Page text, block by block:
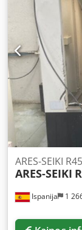
Ispanija 1
ARES-SEIKI
ARES-SEIKI